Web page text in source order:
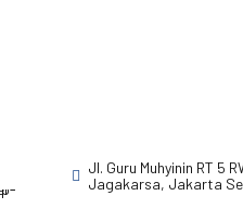
Jl. Guru Muhyinin RT 5
Jagakarsa, Jakarta